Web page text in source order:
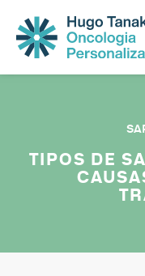
TIPOS DE